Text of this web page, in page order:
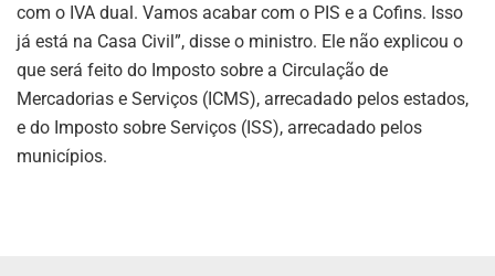
com o IVA dual. Vamos acabar com o PIS e a Cofins. Isso
já está na Casa Civil”, disse o ministro. Ele não explicou o
que será feito do Imposto sobre a Circulação de
Mercadorias e Serviços (ICMS), arrecadado pelos estados,
e do Imposto sobre Serviços (ISS), arrecadado pelos
municípios.